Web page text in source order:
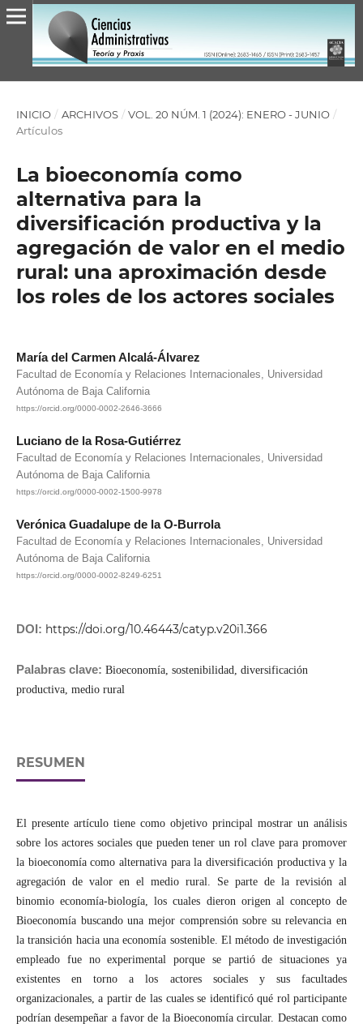
INICIO / ARCHIVOS / VOL. 20 NÚM. 1 (2024): ENERO - JUNIO /
Artículos
La bioeconomía como
alternativa para la
diversificación productiva y la
agregación de valor en el medio
rural: una aproximación desde
los roles de los actores sociales
María del Carmen Alcalá-Álvarez
Facultad de Economía y Relaciones Internacionales, Universidad
Autónoma de Baja California
https://orcid.org/0000-0002-2646-3666
Luciano de la Rosa-Gutiérrez
Facultad de Economía y Relaciones Internacionales, Universidad
Autónoma de Baja California
https://orcid.org/0000-0002-1500-9978
Verónica Guadalupe de la O-Burrola
Facultad de Economía y Relaciones Internacionales, Universidad
Autónoma de Baja California
https://orcid.org/0000-0002-8249-6251
DOI: https://doi.org/10.46443/catyp.v20i1.366
Palabras clave: Bioeconomía, sostenibilidad, diversificación
productiva, medio rural
RESUMEN
El presente artículo tiene como objetivo principal mostrar un análisis
sobre los actores sociales que pueden tener un rol clave para promover
la bioeconomía como alternativa para la diversificación productiva y la
agregación de valor en el medio rural. Se parte de la revisión al
binomio economía-biología, los cuales dieron origen al concepto de
Bioeconomía buscando una mejor comprensión sobre su relevancia en
la transición hacia una economía sostenible. El método de investigación
empleado fue no experimental porque se partió de situaciones ya
existentes en torno a los actores sociales y sus facultades
organizacionales, a partir de las cuales se identificó qué rol participante
podrían desempeñar a favor de la Bioeconomía circular. Destacan como